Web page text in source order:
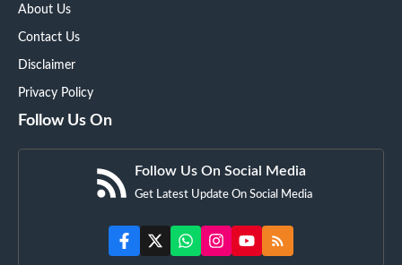
About Us
Contact Us
Disclaimer
Privacy Policy
Follow Us On
Follow Us On Social Media
Get Latest Update On Social Media